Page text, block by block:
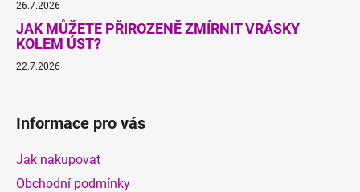
26.7.2026
JAK MŮŽETE PŘIROZENĚ ZMÍRNIT VRÁSKY
KOLEM ÚST?
22.7.2026
Informace pro vás
Jak nakupovat
Obchodní podmínky